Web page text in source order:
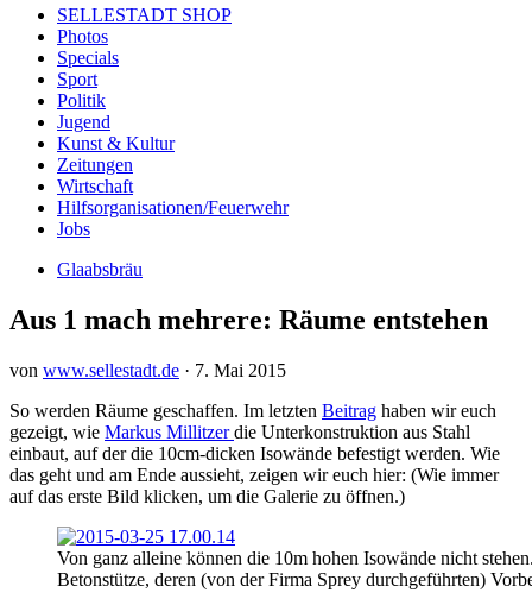
SELLESTADT SHOP
Photos
Specials
Sport
Politik
Jugend
Kunst & Kultur
Zeitungen
Wirtschaft
Hilfsorganisationen/Feuerwehr
Jobs
Glaabsbräu
Aus 1 mach mehrere: Räume entstehen
von www.sellestadt.de · 7. Mai 2015
So werden Räume geschaffen. Im letzten Beitrag haben wir euch
gezeigt, wie Markus Millitzerdie Unterkonstruktion aus Stahl
einbaut, auf der die 10cm-dicken Isowände befestigt werden. Wie
das geht und am Ende aussieht, zeigen wir euch hier: (Wie immer
auf das erste Bild klicken, um die Galerie zu öffnen.)
Von ganz alleine können die 10m hohen Isowände nicht
Betonstütze, deren (von der Firma Sprey durchgeführten)